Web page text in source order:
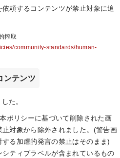
頼するコンテンツが禁止対象に追
搾取
community-standards/human-
ンテンツ
た。
ポリシーに基づいて削除された画
対象から除外されました。(警告画
る加虐的発言の禁止はそのまま)
ティブラベルが含まれているもの